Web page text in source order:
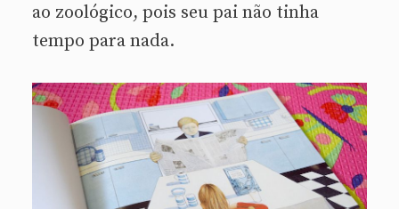
ao zoológico, pois seu pai não tinha
tempo para nada.